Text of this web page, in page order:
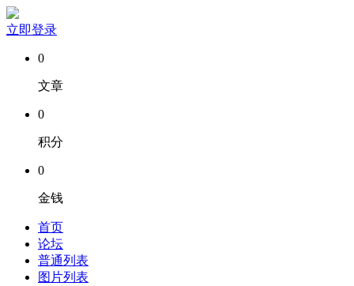
立即登录
0
文章
0
积分
0
金钱
首页
论坛
普通列表
图片列表